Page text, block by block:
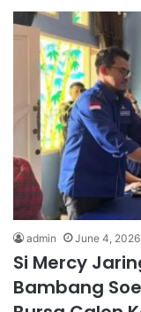
admin June 4, 2026
Si Mercy
Bambang